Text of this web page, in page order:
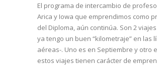
El programa de intercambio de
Arica y Iowa que emprendimos como
del Diploma, aún continúa. Son 2
ya tengo un buen “kilometraje” en las
aéreas-. Uno es en Septiembre y otro
estos viajes tienen carácter de